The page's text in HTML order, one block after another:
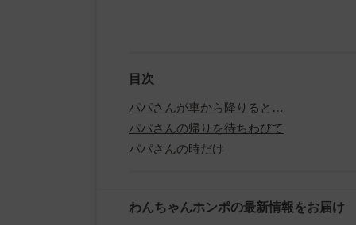
目次
パパさんが車から降りると…
パパさんの帰りを待ちわびて
パパさんの時だけ
わんちゃんホンポの最新情報をお届け